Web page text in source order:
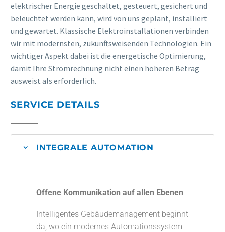
elektrischer Energie geschaltet, gesteuert, gesichert und
beleuchtet werden kann, wird von uns geplant, installiert
und gewartet. Klassische Elektroinstallationen verbinden
wir mit modernsten, zukunftsweisenden Technologien. Ein
wichtiger Aspekt dabei ist die energetische Optimierung,
damit Ihre Stromrechnung nicht einen höheren Betrag
ausweist als erforderlich.
SERVICE DETAILS
INTEGRALE AUTOMATION
Offene Kommunikation auf allen Ebenen
Intelligentes Gebäudemanagement beginnt
da, wo ein modernes Automationssystem